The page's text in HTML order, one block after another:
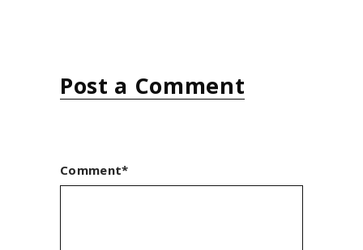
Post a Comment
Comment*